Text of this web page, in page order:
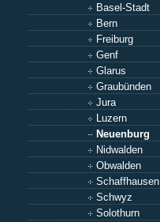
Basel-Stadt
Bern
Freiburg
Genf
Glarus
Graubünden
Jura
Luzern
Neuenburg
Nidwalden
Obwalden
Schaffhausen
Schwyz
Solothurn